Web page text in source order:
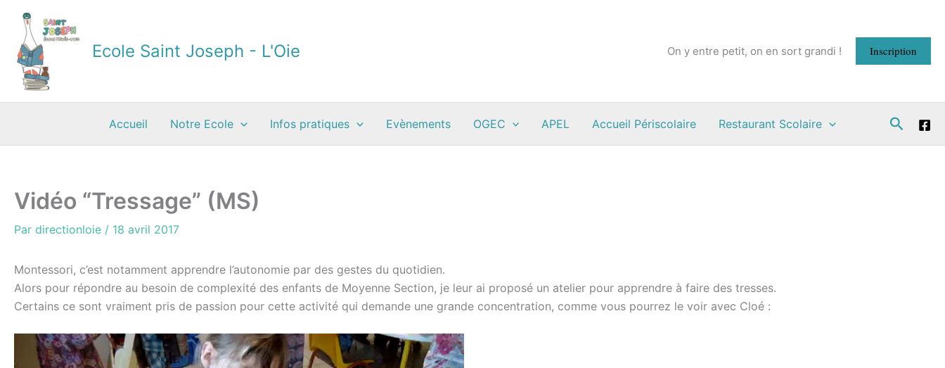
contenu
Ecole Saint Joseph - L'Oie On y entre petit, on en sort grandi ! Inscription
Accueil Notre Ecole Infos pratiques Evènements OGEC APEL Accueil Périscolaire Restaurant Scolaire
Vidéo “Tressage” (MS)
Par directionloie / 18 avril 2017
Montessori, c’est notamment apprendre l’autonomie par des gestes du quotidien.
Alors pour répondre au besoin de complexité des enfants de Moyenne Section, je leur ai proposé un atelier pour apprendre à faire des tresses.
Certains ce sont vraiment pris de passion pour cette activité qui demande une grande concentration, comme vous pourrez le voir avec Cloé :
Lecteur
vidéo